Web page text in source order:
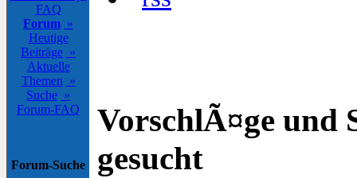
FAQ
Forum »
Heutige
Beiträge »
Aktuelle
Themen »
Suche »
Forum-FAQ
Forum-Suche
VorschlÃ¤ge und
gesucht